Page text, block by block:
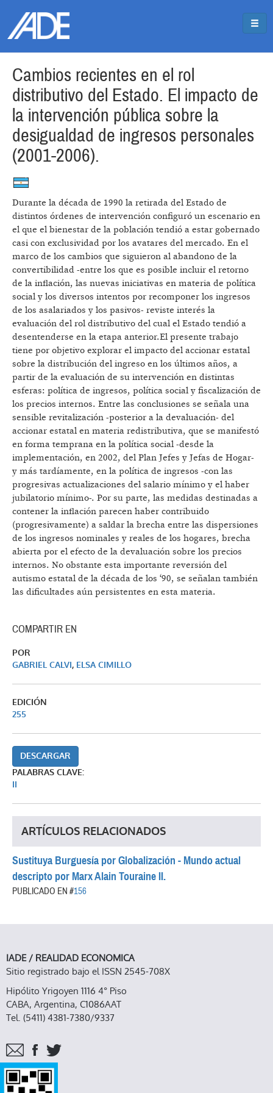
Cambios recientes en el rol
distributivo del Estado. El impacto de
la intervención pública sobre la
desigualdad de ingresos personales
(2001-2006).
Durante la década de 1990 la retirada del Estado de
distintos órdenes de intervención configuró un escenario en
el que el bienestar de la población tendió a estar gobernado
casi con exclusividad por los avatares del mercado. En el
marco de los cambios que siguieron al abandono de la
convertibilidad -entre los que es posible incluir el retorno
de la inflación, las nuevas iniciativas en materia de política
social y los diversos intentos por recomponer los ingresos
de los asalariados y los pasivos- reviste interés la
evaluación del rol distributivo del cual el Estado tendió a
desentenderse en la etapa anterior.El presente trabajo
tiene por objetivo explorar el impacto del accionar estatal
sobre la distribución del ingreso en los últimos años, a
partir de la evaluación de su intervención en distintas
esferas: política de ingresos, política social y fiscalización de
los precios internos. Entre las conclusiones se señala una
sensible revitalización -posterior a la devaluación- del
accionar estatal en materia redistributiva, que se manifestó
en forma temprana en la política social -desde la
implementación, en 2002, del Plan Jefes y Jefas de Hogar-
y más tardíamente, en la política de ingresos -con las
progresivas actualizaciones del salario mínimo y el haber
jubilatorio mínimo-. Por su parte, las medidas destinadas a
contener la inflación parecen haber contribuido
(progresivamente) a saldar la brecha entre las dispersiones
de los ingresos nominales y reales de los hogares, brecha
abierta por el efecto de la devaluación sobre los precios
internos. No obstante esta importante reversión del
autismo estatal de la década de los ‘90, se señalan también
las dificultades aún persistentes en esta materia.
COMPARTIR EN
POR
GABRIEL CALVI, ELSA CIMILLO
EDICIÓN
255
DESCARGAR
PALABRAS CLAVE:
II
ARTÍCULOS RELACIONADOS
Sustituya Burguesía por Globalización - Mundo actual
descripto por Marx Alain Touraine II.
PUBLICADO EN #156
IADE / REALIDAD ECONOMICA
Sitio registrado bajo el ISSN 2545-708X
Hipólito Yrigoyen 1116 4° Piso
CABA, Argentina, C1086AAT
Tel. (5411) 4381-7380/9337